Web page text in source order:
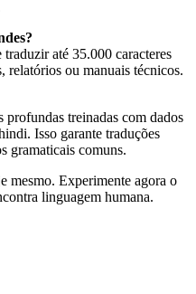
até 35.000 caracteres
ou manuais técnicos.
profundas treinadas com dados
Isso garante traduções
gramaticais comuns.
mesmo. Experimente agora o
linguagem humana.